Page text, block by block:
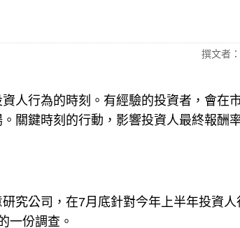
撰文者
人行為的時刻。有經驗的投資者，會在
關鍵時刻的行動，影響投資人最終報酬
究公司，在7月底針對今年上半年投資人